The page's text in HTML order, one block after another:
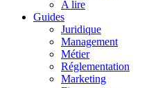
A lire
Guides
Juridique
Management
Métier
Réglementation
Marketing